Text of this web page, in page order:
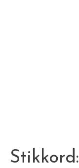
Stikkord: